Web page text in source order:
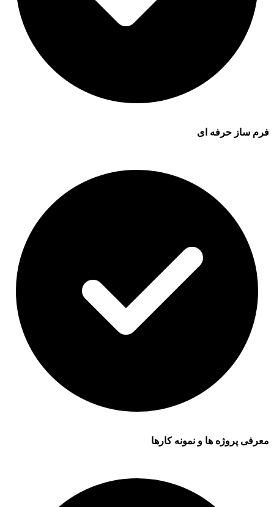
فرم ساز حرفه ای
معرفی پروژه ها و نمونه کارها